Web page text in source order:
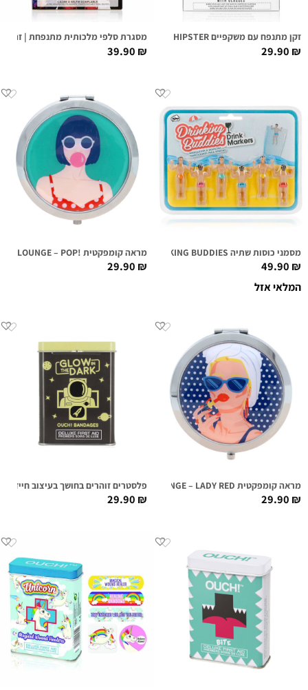
זקן מתנפח עם משקפיים HIPSTER
29.90₪
מסגרת סלפי מלכותית מתנפחת | זהב
39.90₪
מסמני כוסות שתיה DRINKING BUDDIES
49.90₪
המלאי אזל
מראה קומפקטית !FIRST CLASS LOUNGE – POP
29.90₪
מראה קומפקטית FIRST CLASS LOUNGE – LADY RED
29.90₪
פלסטרים זוהרים בחושך בעיצוב חייזרי
29.90₪